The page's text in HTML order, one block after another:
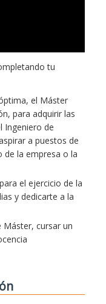
tu
el Máster
para adquirir las
Ingeniero de
a puestos de
de la empresa o la
el ejercicio de la
y dedicarte a la
Máster, cursar un